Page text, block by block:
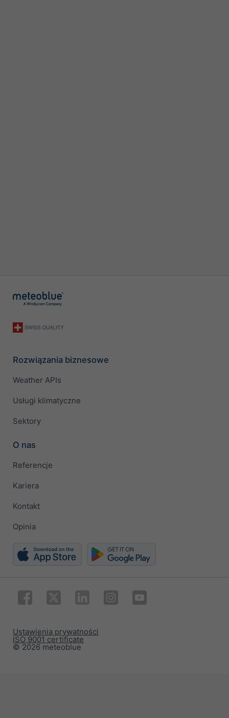
Rozwiązania biznesowe
Weather APIs
Usługi klimatyczne
Sektory
O nas
Referencje
Kariera
Kontakt
Opinia
© 2026 meteoblue
ISO 9001 certificate
Ustawienia prywatności